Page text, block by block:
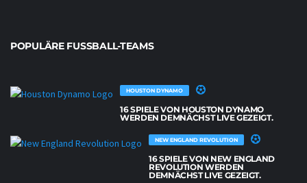
POPULÄRE FUSSBALL-TEAMS
HOUSTON DYNAMO
16 SPIELE VON HOUSTON DYNAMO
WERDEN DEMNÄCHST LIVE GEZEIGT.
NEW ENGLAND REVOLUTION
16 SPIELE VON NEW ENGLAND
REVOLUTION WERDEN
DEMNÄCHST LIVE GEZEIGT.